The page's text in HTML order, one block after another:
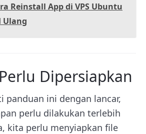
Reinstall App di VPS Ubuntu
Ulang
Dipersiapkan
panduan ini dengan lancar,
perlu dilakukan terlebih
kita perlu menyiapkan file